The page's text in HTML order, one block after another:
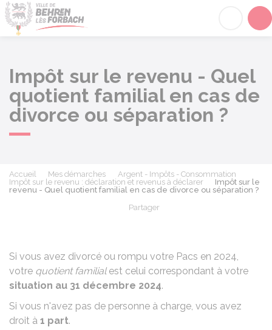
Impôt sur le revenu - Quel
quotient familial en cas de
divorce ou séparation ?
Accueil Mes démarches
Argent - Impôts - Consommation
Impôt sur le revenu : déclaration et revenus à déclarer
Impôt sur le
revenu - Quel quotient familial en cas de divorce ou séparation ?
Partager
Si vous avez divorcé ou rompu votre Pacs en 2024,
votre quotient familialest celui correspondant à votre
situation au 31 décembre 2024.
Si vous n'avez pas de personne à charge, vous avez
droit à 1 part.